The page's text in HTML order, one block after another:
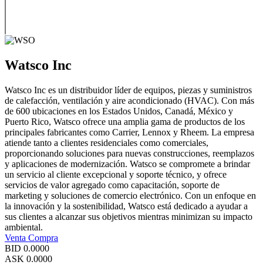
Watsco Inc
Watsco Inc es un distribuidor líder de equipos, piezas y suministros
de calefacción, ventilación y aire acondicionado (HVAC). Con más
de 600 ubicaciones en los Estados Unidos, Canadá, México y
Puerto Rico, Watsco ofrece una amplia gama de productos de los
principales fabricantes como Carrier, Lennox y Rheem. La empresa
atiende tanto a clientes residenciales como comerciales,
proporcionando soluciones para nuevas construcciones, reemplazos
y aplicaciones de modernización. Watsco se compromete a brindar
un servicio al cliente excepcional y soporte técnico, y ofrece
servicios de valor agregado como capacitación, soporte de
marketing y soluciones de comercio electrónico. Con un enfoque en
la innovación y la sostenibilidad, Watsco está dedicado a ayudar a
sus clientes a alcanzar sus objetivos mientras minimizan su impacto
ambiental.
Venta Compra
BID 0.0000
ASK 0.0000